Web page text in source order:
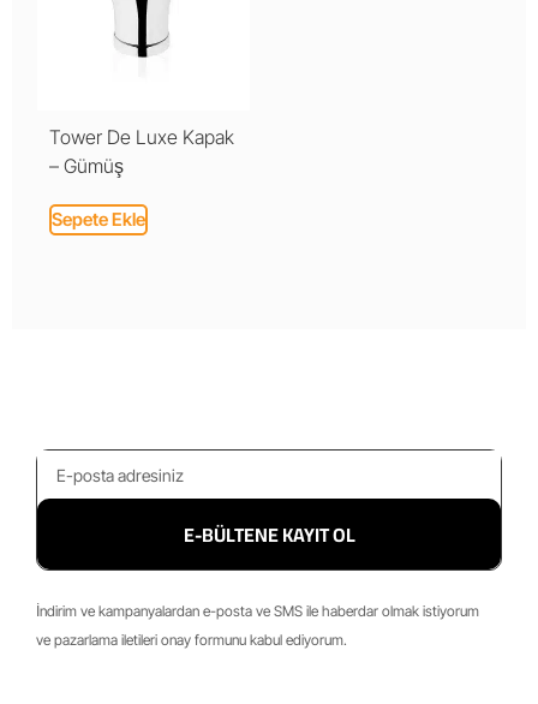
Tower De Luxe Kapak
– Gümüş
Sepete Ekle
E-BÜLTENE KAYIT OL
İndirim ve kampanyalardan e-posta ve SMS ile haberdar olmak istiyorum
ve pazarlama iletileri onay formunu kabul ediyorum.